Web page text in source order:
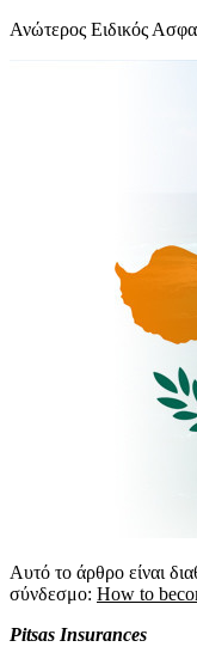
Ανώτερος Ειδικός
Αυτό το άρθρο είναι
σύνδεσμο: How to
Pitsas Insurances